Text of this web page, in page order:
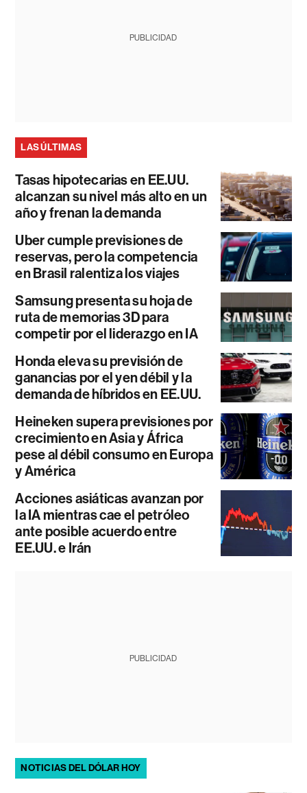
PUBLICIDAD
LAS ÚLTIMAS
Tasas hipotecarias en EE.UU.
alcanzan su nivel más alto en un
año y frenan la demanda
Uber cumple previsiones de
reservas, pero la competencia
en Brasil ralentiza los viajes
Samsung presenta su hoja de
ruta de memorias 3D para
competir por el liderazgo en IA
Honda eleva su previsión de
ganancias por el yen débil y la
demanda de híbridos en EE.UU.
Heineken supera previsiones por
crecimiento en Asia y África
pese al débil consumo en Europa
y América
Acciones asiáticas avanzan por
la IA mientras cae el petróleo
ante posible acuerdo entre
EE.UU. e Irán
PUBLICIDAD
NOTICIAS DEL DÓLAR HOY